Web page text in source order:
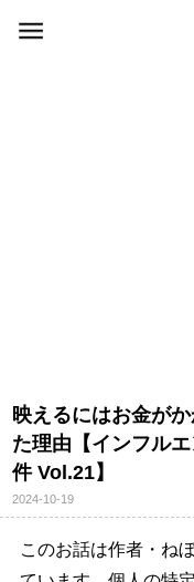
映えるにはお金が
た理由【インフル
件 Vol.21】
2024-10-19
このお話は作者・ね